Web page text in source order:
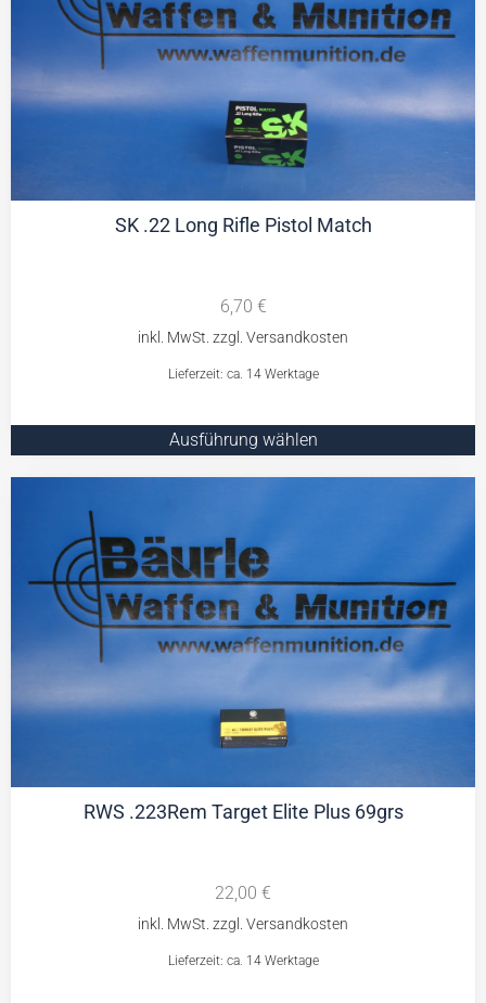
SK .22 Long Rifle Pistol Match
6,70 €
Lieferzeit: ca. 14 Werktage
Ausführung wählen
RWS .223Rem Target Elite Plus 69grs
22,00 €
Lieferzeit: ca. 14 Werktage